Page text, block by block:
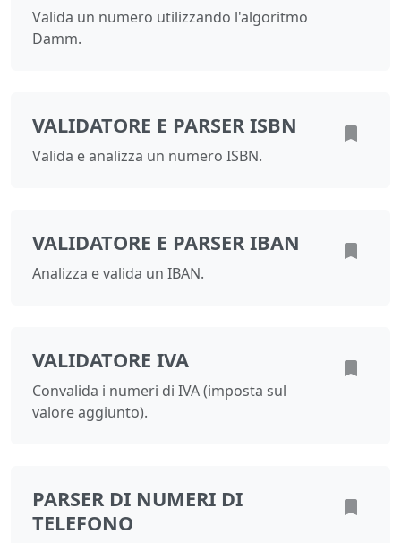
Valida un numero utilizzando l'algoritmo
Damm.
VALIDATORE E PARSER ISBN
Valida e analizza un numero ISBN.
VALIDATORE E PARSER IBAN
Analizza e valida un IBAN.
VALIDATORE IVA
Convalida i numeri di IVA (imposta sul
valore aggiunto).
PARSER DI NUMERI DI
TELEFONO